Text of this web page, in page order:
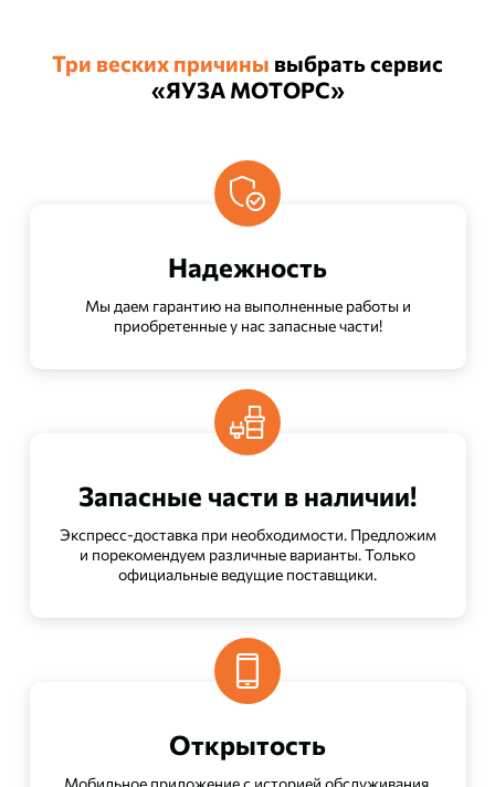
Три веских причины выбрать сервис
«ЯУЗА МОТОРС»
Надежность
Мы даем гарантию на выполненные работы и
приобретенные у нас запасные части!
Запасные части в наличии!
Экспресс-доставка при необходимости. Предложим
и порекомендуем различные варианты. Только
официальные ведущие поставщики.
Открытость
Мобильное приложение с историей обслуживания.